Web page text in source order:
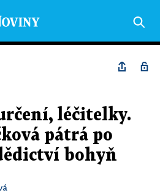
léčitelky.
pátrá po
bohyň